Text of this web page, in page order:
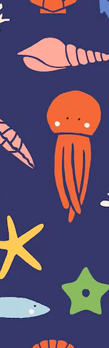
для создания
Более 1
креаторов,
и студий.